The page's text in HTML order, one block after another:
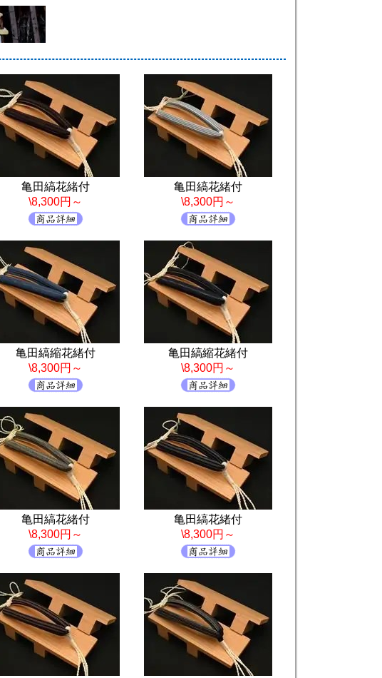
亀田縞花緒付
\8,300円～
亀田縞花緒付
\8,300円～
亀田縞縮花緒付
\8,300円～
亀田縞縮花緒付
\8,300円～
亀田縞花緒付
\8,300円～
亀田縞花緒付
\8,300円～